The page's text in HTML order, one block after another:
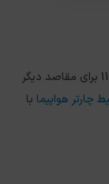
، در چارتر 118 برای مقاصد دیگر
چارتر هواپیما با